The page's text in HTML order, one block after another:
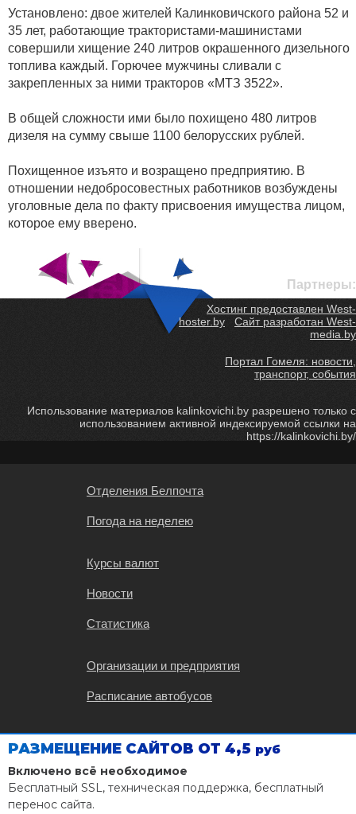
РАЗМЕЩЕНИЕ САЙТОВ ОТ 4,5 руб
Включено всё необходимое
Бесплатный SSL, техническая поддержка, бесплатный
перенос сайта.
Установлено: двое жителей Калинковичского района 52 и
35 лет, работающие трактористами-машинистами
совершили хищение 240 литров окрашенного дизельного
топлива каждый. Горючее мужчины сливали с
закрепленных за ними тракторов «МТЗ 3522».
В общей сложности ими было похищено 480 литров
дизеля на сумму свыше 1100 белорусских рублей.
Похищенное изъято и возращено предприятию. В
отношении недобросовестных работников возбуждены
уголовные дела по факту присвоения имущества лицом,
которое ему вверено.
Партнеры:
Хостинг предоставлен West-
hoster.by
Сайт разработан West-
media.by
Портал Гомеля: новости,
транспорт, события
Использование материалов kalinkovichi.by разрешено только с
использованием активной индексируемой ссылки на
https://kalinkovichi.by/
Отделения Белпочта
Погода на неделею
Курсы валют
Новости
Статистика
Организации и предприятия
Расписание автобусов
Карта Калинковичей
Расписание поездов